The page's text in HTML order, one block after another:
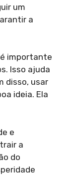
um
a
importante
Isso ajuda
disso, usar
ideia. Ela
e
a
do